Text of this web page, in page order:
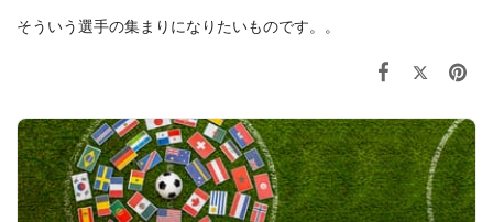
そういう選手の集まりになりたいものです。。